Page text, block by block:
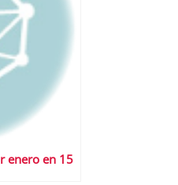
enero en 15